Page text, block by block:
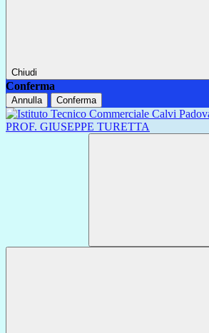
Chiudi
Conferma
Annulla Conferma